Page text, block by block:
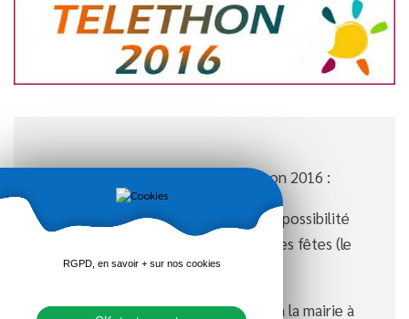
Vous pouvez participer au téléthon 2016 :
Loto du jeudi 1er décembre 2016, possibilité
d’apporter des gâteaux à la salle des fêtes (le
matin).
Une urne sera à votre disposition à la mairie à
RGPD, en savoir + sur nos cookies